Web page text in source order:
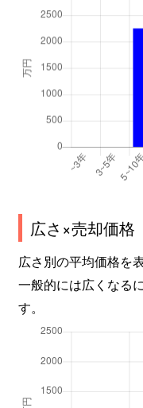
広さ×売却価格
広さ別の平均価格を
一般的には広くなる
す。